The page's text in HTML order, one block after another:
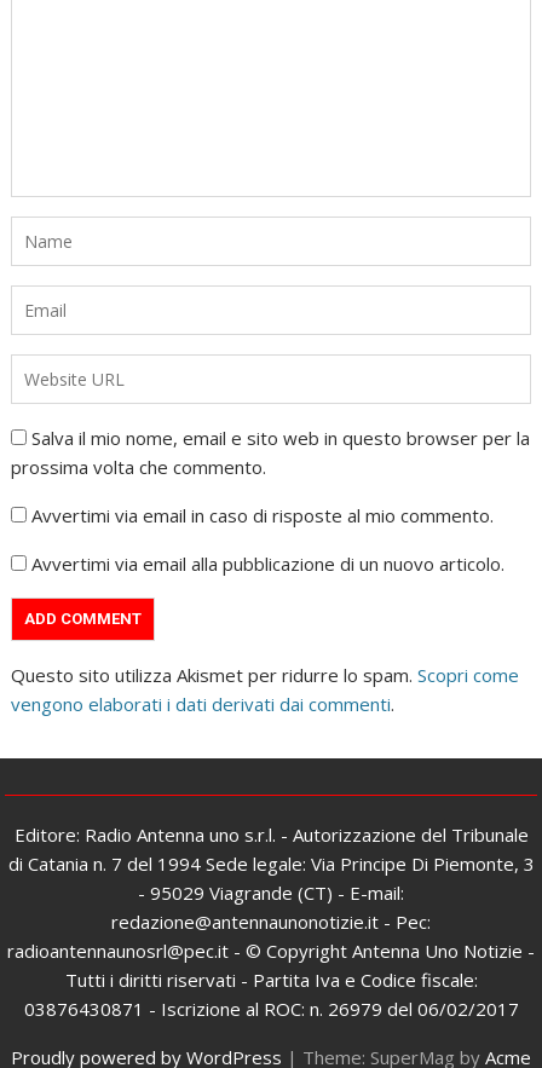
Salva il mio nome, email e sito web in questo browser per la
prossima volta che commento.
Avvertimi via email in caso di risposte al mio commento.
Avvertimi via email alla pubblicazione di un nuovo articolo.
Questo sito utilizza Akismet per ridurre lo spam.Scopri come
vengono elaborati i dati derivati dai commenti.
Editore: Radio Antenna uno s.r.l. - Autorizzazione del Tribunale
di Catania n. 7 del 1994 Sede legale: Via Principe Di Piemonte, 3
- 95029 Viagrande (CT) - E-mail:
redazione@antennaunonotizie.it - Pec:
radioantennaunosrl@pec.it - © Copyright Antenna Uno Notizie -
Tutti i diritti riservati - Partita Iva e Codice fiscale:
03876430871 - Iscrizione al ROC: n. 26979 del 06/02/2017
Proudly powered by WordPress | Theme: SuperMag by Acme